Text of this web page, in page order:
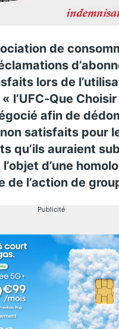
de
lors de
l’UFC-Que
afin de
satisfaits pour
qu’ils auraient
d’une
de l’action de
Publicité